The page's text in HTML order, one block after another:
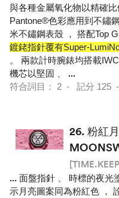
與各種金屬氧化物以精確比
Pantone®色彩應用到不鏽
米不鏽鋼表殼 ， 搭配Top
鍍銠指針覆有Super-
。 兩款計時腕錶均搭載
機芯以堅固 、 ...
符合詞目： 2 - 記分 125
26. 粉紅
... 面盤指針 、 時標的夜光
示月亮圖案同為粉紅色 ，